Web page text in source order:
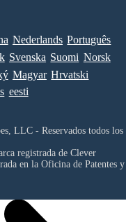
Nederlands Português
Svenska Suomi Norsk
Magyar Hrvatski
eesti
LLC - Reservados todos los
registrada de Clever
en la Oficina de Patentes y